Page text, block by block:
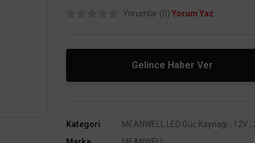
Yorumlar (0) Yorum Yaz
Gelince Haber Ver
Kategori MEANWELL LED Güç Kaynağı , 12V ,